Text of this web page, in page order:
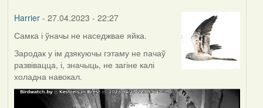
Harrier- 27.04.2023 - 22:27
Самка і ўначы не наседжвае яйка.
Зародак у ім дзякуючы гэтаму не пачаў
развівацца, і, значыць, не загіне калі
холадна навокал.